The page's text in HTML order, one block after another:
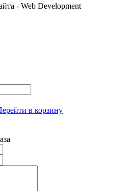
- Web Development
в корзину